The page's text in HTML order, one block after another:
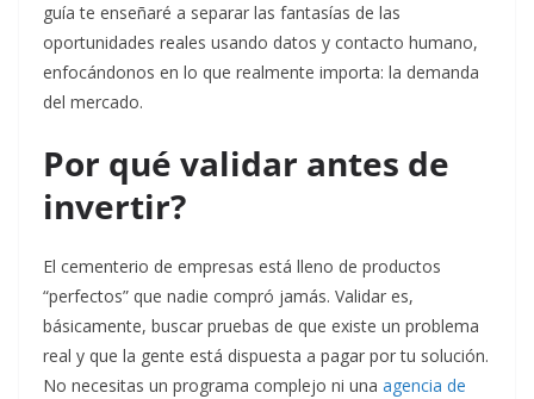
guía te enseñaré a separar las fantasías de las
oportunidades reales usando datos y contacto humano,
enfocándonos en lo que realmente importa: la demanda
del mercado.
Por qué validar antes de
invertir?
El cementerio de empresas está lleno de productos
“perfectos” que nadie compró jamás. Validar es,
básicamente, buscar pruebas de que existe un problema
real y que la gente está dispuesta a pagar por tu solución.
No necesitas un programa complejo ni una agencia de